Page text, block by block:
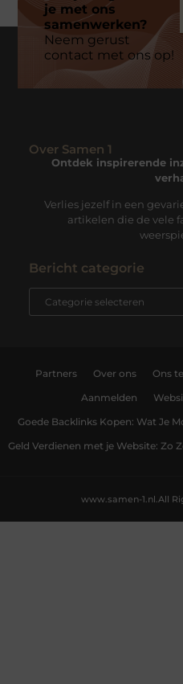
je met ons
samenwerken?
Neem gerust
contact met ons op!
Over Samen 1
Ontdek inspirerende
Verlies jezelf in een
artikelen die de vele
Bericht categorie
Partners Over ons Ons
Aanmelden
Goede Backlinks Kopen: Wat Je
Geld Verdienen met je Website: Zo
All
www.samen-1.nl.